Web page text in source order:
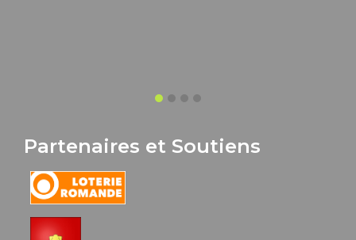
Partenaires et Soutiens